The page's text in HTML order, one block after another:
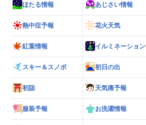
ほたる情報 あじさい情報
熱中症予報 花火天気
紅葉情報 イルミネーション
スキー＆スノボ 初日の出
初詣 天気痛予報
服装予報 お洗濯情報